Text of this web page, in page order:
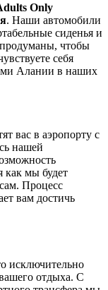
Only
. Наши автомобили
сиденья и
чтобы
себя
Алании в наших
вас в аэропорту с
нашей
как мы будет
Процесс
вам достичь
исключительно
отдыха. С